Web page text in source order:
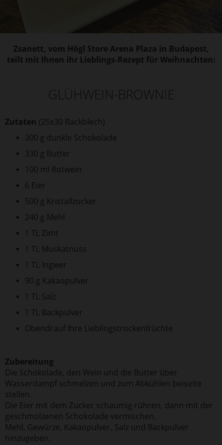
Zsanett, vom Högl Store Arena Plaza in Budapest,
teilt mit Ihnen ihr Lieblings-Rezept für Weihnachten:
GLÜHWEIN-BROWNIE
Zutaten (25x30 Backblech)
300 g dunkle Schokolade
330 g Butter
100 ml Rotwein
6 Eier
500 g Kristallzucker
240 g Mehl
1 TL Zimt
1 TL Muskatnuss
1 TL Ingwer
90 g Kakaopulver
1 TL Salz
1 TL Backpulver
Obendrauf Ihre Lieblingstrockenfrüchte
Zubereitung
Die Schokolade, den Wein und die Butter über
Wasserdampf schmelzen und zum Abkühlen beiseite
stellen.
Die Eier mit dem Zucker schaumig rühren, dann mit der
geschmolzenen Schokolade vermischen.
Mehl, Gewürze, Kakaopulver, Salz und Backpulver
hinzugeben.